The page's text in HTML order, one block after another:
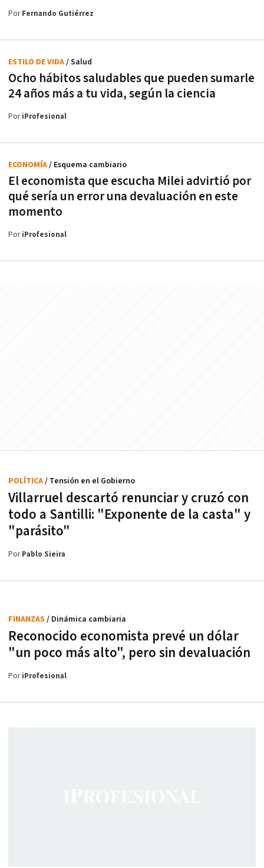
PorFernando Gutiérrez
Ocho hábitos saludables que pueden sumarle
24 años más a tu vida, según la ciencia
ESTILO DE VIDA/ Salud
PoriProfesional
El economista que escucha Milei advirtió por
qué sería un error una devaluación en este
momento
ECONOMÍA/ Esquema cambiario
PoriProfesional
Villarruel descartó renunciar y cruzó con
todo a Santilli: "Exponente de la casta" y
"parásito"
POLÍTICA/ Tensión en el Gobierno
PorPablo Sieira
Reconocido economista prevé un dólar
"un poco más alto", pero sin devaluación
FINANZAS / Dinámica cambiaria
PoriProfesional